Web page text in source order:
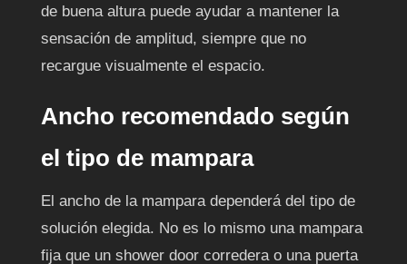
de buena altura puede ayudar a mantener la
sensación de amplitud, siempre que no
recargue visualmente el espacio.
Ancho recomendado según
el tipo de mampara
El ancho de la mampara dependerá del tipo de
solución elegida. No es lo mismo una mampara
fija que un shower door corredera o una puerta